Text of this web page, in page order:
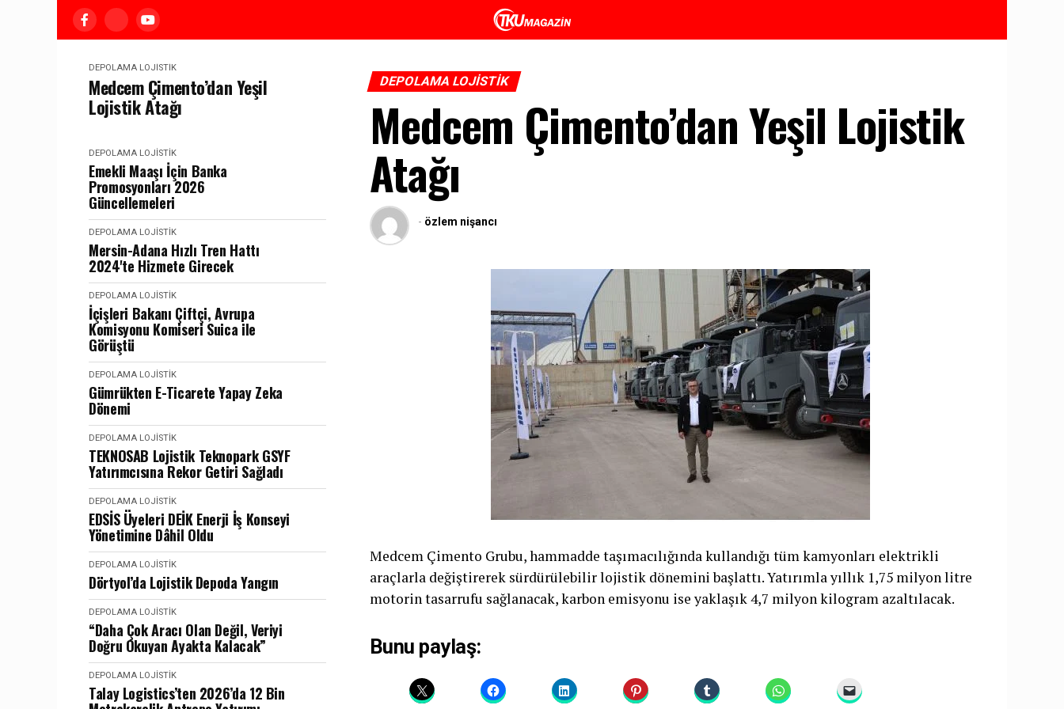
DEPOLAMA LOJISTIK
Medcem Çimento’dan Yeşil
Lojistik Atağı
DEPOLAMA LOJISTIK
Emekli Maaşı İçin Banka
Promosyonları 2026
Güncellemeleri
DEPOLAMA LOJISTIK
Mersin-Adana Hızlı Tren Hattı
2024'te Hizmete Girecek
DEPOLAMA LOJISTIK
İçişleri Bakanı Çiftçi, Avrupa
Komisyonu Komiseri Suica ile
Görüştü
DEPOLAMA LOJISTIK
Gümrükten E-Ticarete Yapay Zeka
Dönemi
DEPOLAMA LOJISTIK
TEKNOSAB Lojistik Teknopark GSYF
Yatırımcısına Rekor Getiri Sağladı
DEPOLAMA LOJISTIK
EDSİS Üyeleri DEİK Enerji İş Konseyi
Yönetimine Dâhil Oldu
DEPOLAMA LOJISTIK
Dörtyol’da Lojistik Depoda Yangın
DEPOLAMA LOJISTIK
“Daha Çok Aracı Olan Değil, Veriyi
Doğru Okuyan Ayakta Kalacak”
DEPOLAMA LOJISTIK
Talay Logistics’ten 2026’da 12 Bin
DEPOLAMA LOJISTIK
Medcem Çimento’dan Yeşil Lojistik
Atağı
- özlem nişancı
Medcem Çimento Grubu, hammadde taşımacılığında kullandığı tüm kamyonları elektrikli
araçlarla değiştirerek sürdürülebilir lojistik dönemini başlattı. Yatırımla yıllık 1,75 milyon litre
motorin tasarrufu sağlanacak, karbon emisyonu ise yaklaşık 4,7 milyon kilogram azaltılacak.
Bunu paylaş: